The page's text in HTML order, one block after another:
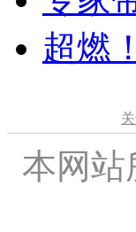
超燃
本网站